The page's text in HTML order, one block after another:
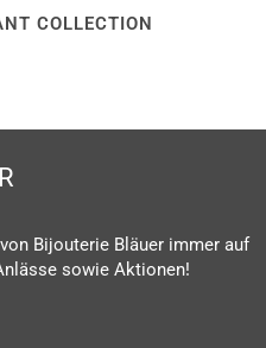
COLLECTION
Bijouterie Bläuer immer auf
sowie Aktionen!